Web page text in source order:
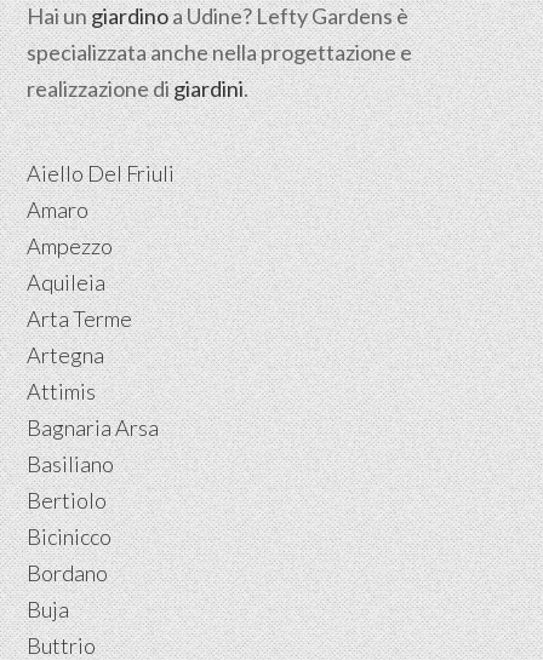
Hai ungiardinoa Udine? Lefty Gardens è
specializzata anche nella progettazione e
realizzazione digiardini.
Aiello Del Friuli
Amaro
Ampezzo
Aquileia
Arta Terme
Artegna
Attimis
Bagnaria Arsa
Basiliano
Bertiolo
Bicinicco
Bordano
Buja
Buttrio